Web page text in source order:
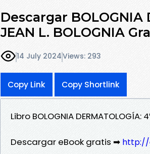
Descargar BOLOGNIA
JEAN L. BOLOGNIA
14 July 2024Views: 293
Copy Link Copy Shortlink
Libro BOLOGNIA DERMATOLOGÍA:
Descargar eBook gratis ➡ http://